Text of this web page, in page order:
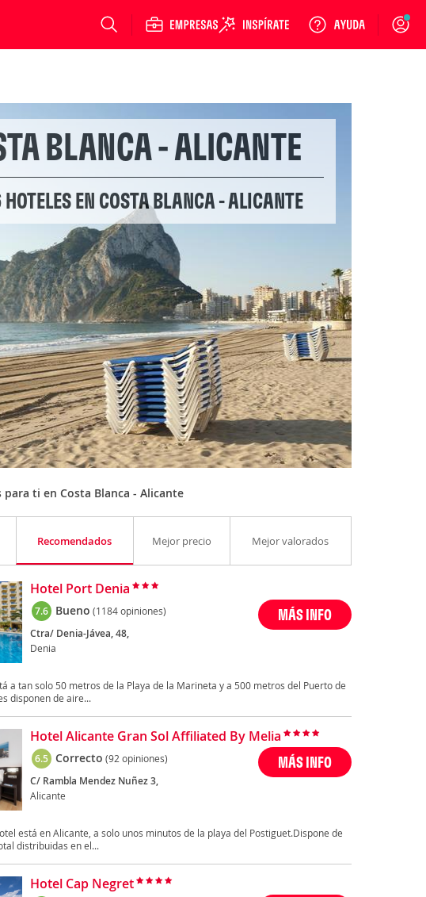
Login
BLANCA - ALICANTE
EN COSTA BLANCA - ALICANTE
para ti en Costa Blanca - Alicante
Recomendados Mejor precio Mejor valorados
Hotel Port Denia
7.6 Bueno (1184 opiniones)
Ctra/ Denia-Jávea, 48,
Denia
MÁS INFO
a tan solo 50 metros de la Playa de la Marineta y a 500 metros del Puerto de
disponen de aire...
Hotel Alicante Gran Sol Affiliated By Melia
6.5 Correcto (92 opiniones)
C/ Rambla Mendez Nuñez 3,
Alicante
MÁS INFO
está en Alicante, a solo unos minutos de la playa del Postiguet.Dispone de
distribuidas en el...
Hotel Cap Negret